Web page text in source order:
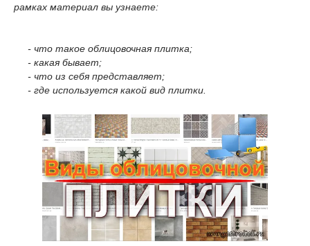
рамках материал вы узнаете:
- что такое облицовочная плитка;
- какая бывает;
- что из себя представляет;
- где используется какой вид плитки.